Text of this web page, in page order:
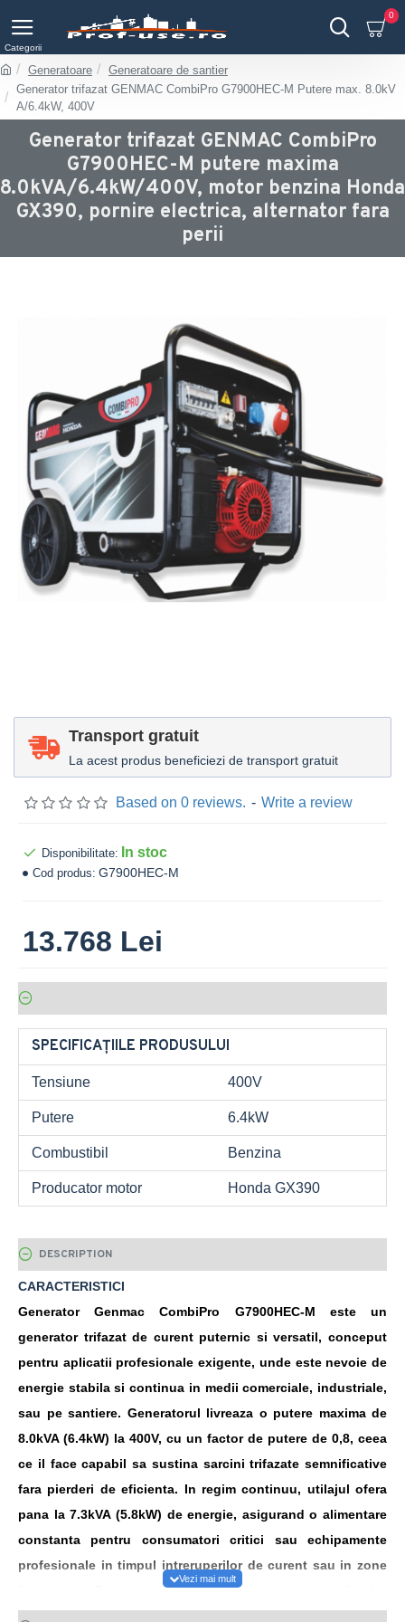
0
Generatoare
Generatoare de santier
Generator trifazat GENMAC CombiPro G7900HEC-M Putere max. 8.0kV
A/6.4kW, 400V
Generator trifazat GENMAC CombiPro
G7900HEC-M putere maxima
8.0kVA/6.4kW/400V, motor benzina Honda
GX390, pornire electrica, alternator fara
perii
Transport gratuit
La acest produs beneficiezi de transport gratuit
Based on 0 reviews. - Write a review
13.768 Lei
Disponibilitate: In stoc
Cod produs: G7900HEC-M
SPECIFICAȚIILE PRODUSULUI
Tensiune 400V
Putere 6.4kW
Combustibil Benzina
Producator motor Honda GX390
DESCRIPTION
CARACTERISTICI
Generator Genmac CombiPro G7900HEC‑M este un
generator trifazat de curent puternic si versatil, conceput
pentru aplicatii profesionale exigente, unde este nevoie de
energie stabila si continua in medii comerciale, industriale,
sau pe santiere. Generatorul livreaza o putere maxima de
8.0kVA (6.4kW) la 400V, cu un factor de putere de 0,8, ceea
ce il face capabil sa sustina sarcini trifazate semnificative
fara pierderi de eficienta. In regim continuu, utilajul ofera
pana la 7.3kVA (5.8kW) de energie, asigurand o alimentare
constanta pentru consumatori critici sau echipamente
profesionale in timpul intreruperilor de curent sau in zone
fara retea. Generatorul este conceput pentru a furniza